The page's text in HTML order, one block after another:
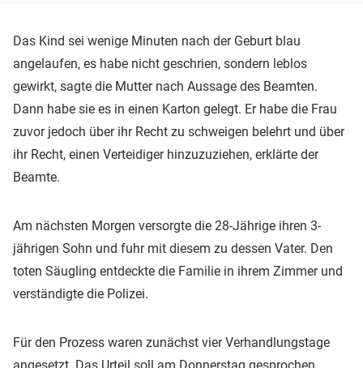
Das Kind sei wenige Minuten nach der Geburt blau
angelaufen, es habe nicht geschrien, sondern leblos
gewirkt, sagte die Mutter nach Aussage des Beamten.
Dann habe sie es in einen Karton gelegt. Er habe die Frau
zuvor jedoch über ihr Recht zu schweigen belehrt und über
ihr Recht, einen Verteidiger hinzuzuziehen, erklärte der
Beamte.
Am nächsten Morgen versorgte die 28-Jährige ihren 3-
jährigen Sohn und fuhr mit diesem zu dessen Vater. Den
toten Säugling entdeckte die Familie in ihrem Zimmer und
verständigte die Polizei.
Für den Prozess waren zunächst vier Verhandlungstage